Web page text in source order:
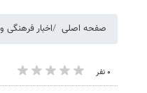
صفحه اصلی اخبار فرهنگی
۰ نفر